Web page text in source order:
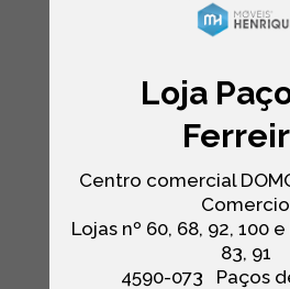
Loja
Centro comercial
Comercio
Lojas nº 60, 68, 92, 100
83, 91
4590-073 Paços